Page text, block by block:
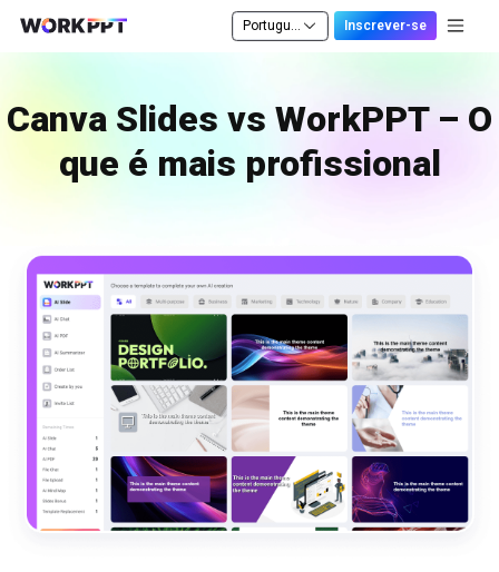
Português Inscrever-se
Canva Slides vs WorkPPT – O
que é mais profissional